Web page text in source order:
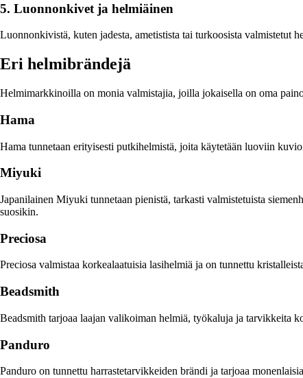
5. Luonnonkivet ja helmiäinen
Luonnonkivistä, kuten jadesta, ametistista tai turkoosista valmistetut
Eri helmibrändejä
Helmimarkkinoilla on monia valmistajia, joilla jokaisella on oma
Hama
Hama tunnetaan erityisesti putkihelmistä, joita käytetään luoviin
Miyuki
Japanilainen Miyuki tunnetaan pienistä, tarkasti valmistetuista
suosikin.
Preciosa
Preciosa valmistaa korkealaatuisia lasihelmiä ja on tunnettu
Beadsmith
Beadsmith tarjoaa laajan valikoiman helmiä, työkaluja ja tarvikkeita
Panduro
Panduro on tunnettu harrastetarvikkeiden brändi ja tarjoaa